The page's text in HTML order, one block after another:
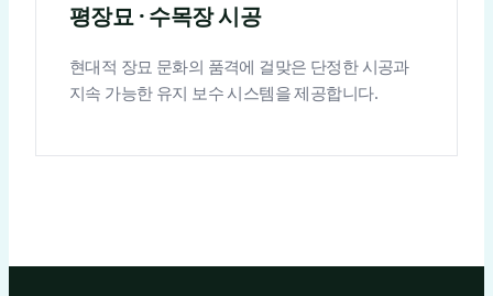
평장묘 · 수목장 시공
현대적 장묘 문화의 품격에 걸맞은 단정한 시공과
지속 가능한 유지 보수 시스템을 제공합니다.